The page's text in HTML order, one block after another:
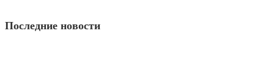
Последние новости